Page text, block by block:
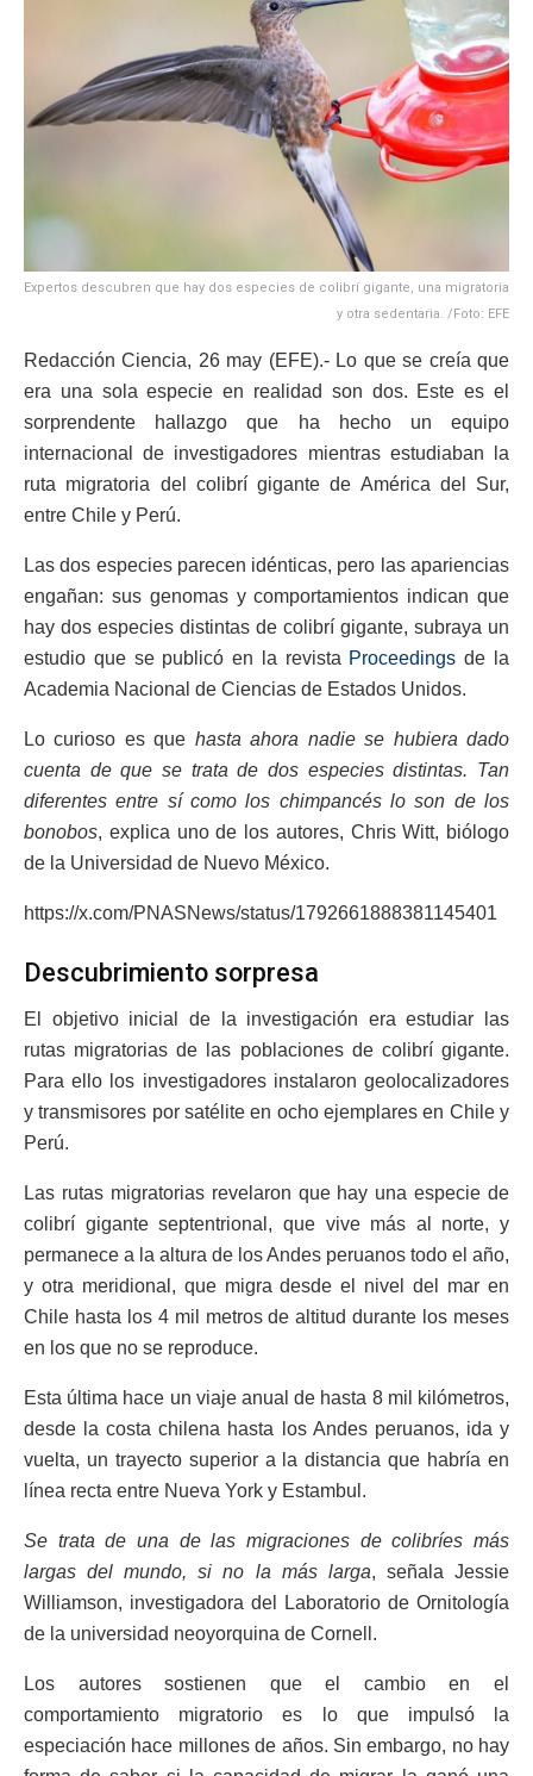
Expertos descubren que hay dos especies de colibrí gigante, una migratoria
y otra sedentaria. /Foto: EFE
Redacción Ciencia, 26 may (EFE).- Lo que se creía que
era una sola especie en realidad son dos. Este es el
sorprendente hallazgo que ha hecho un equipo
internacional de investigadores mientras estudiaban la
ruta migratoria del colibrí gigante de América del Sur,
entre Chile y Perú.
Las dos especies parecen idénticas, pero las apariencias
engañan: sus genomas y comportamientos indican que
hay dos especies distintas de colibrí gigante, subraya un
estudio que se publicó en la revista Proceedings de la
Academia Nacional de Ciencias de Estados Unidos.
Lo curioso es que hasta ahora nadie se hubiera dado
cuenta de que se trata de dos especies distintas. Tan
diferentes entre sí como los chimpancés lo son de los
bonobos, explica uno de los autores, Chris Witt, biólogo
de la Universidad de Nuevo México.
https://x.com/PNASNews/status/1792661888381145401
Descubrimiento sorpresa
El objetivo inicial de la investigación era estudiar las
rutas migratorias de las poblaciones de colibrí gigante.
Para ello los investigadores instalaron geolocalizadores
y transmisores por satélite en ocho ejemplares en Chile y
Perú.
Las rutas migratorias revelaron que hay una especie de
colibrí gigante septentrional, que vive más al norte, y
permanece a la altura de los Andes peruanos todo el año,
y otra meridional, que migra desde el nivel del mar en
Chile hasta los 4 mil metros de altitud durante los meses
en los que no se reproduce.
Esta última hace un viaje anual de hasta 8 mil kilómetros,
desde la costa chilena hasta los Andes peruanos, ida y
vuelta, un trayecto superior a la distancia que habría en
línea recta entre Nueva York y Estambul.
Se trata de una de las migraciones de colibríes más
largas del mundo, si no la más larga, señala Jessie
Williamson, investigadora del Laboratorio de Ornitología
de la universidad neoyorquina de Cornell.
Los autores sostienen que el cambio en el
comportamiento migratorio es lo que impulsó la
especiación hace millones de años. Sin embargo, no hay